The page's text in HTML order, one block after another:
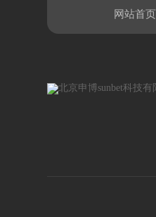
网站首页